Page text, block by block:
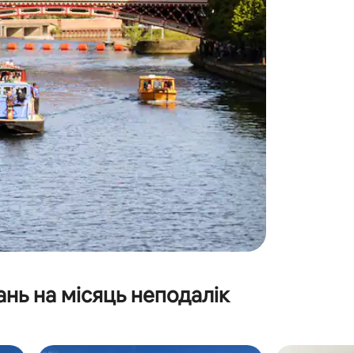
на місяць неподалік